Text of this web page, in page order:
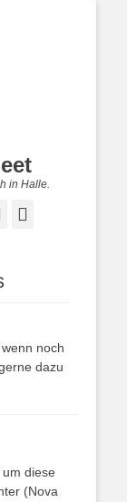
in Halle.
Reddit
noch
dazu
diese
(Nova